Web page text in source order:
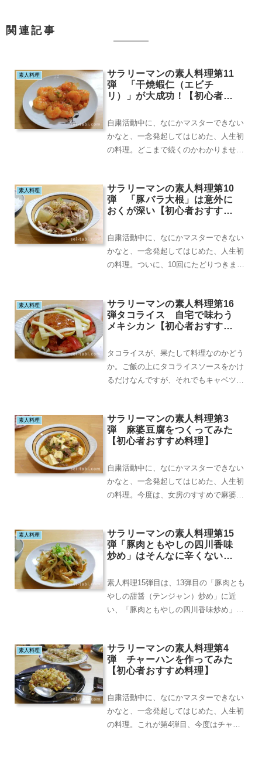
関連記事
素人料理
サラリーマンの素人料理第11
弾 「干焼蝦仁（エビチ
リ）」が大成功！【初心者お
自粛活動中に、なにかマスターできない
かなと、一念発起してはじめた、人生初
の料理。どこまで続くのかわかりません
素人料理
サラリーマンの素人料理第10
弾 「豚バラ大根」は意外に
おくが深い【初心者おすすめ
自粛活動中に、なにかマスターできない
かなと、一念発起してはじめた、人生初
の料理。ついに、10回にたどりつきまし
素人料理
サラリーマンの素人料理第16
弾タコライス 自宅で味わう
メキシカン【初心者おすすめ
タコライスが、果たして料理なのかどう
か。ご飯の上にタコライスソースをかけ
るだけなんですが、それでもキャベツを
素人料理
サラリーマンの素人料理第3
弾 麻婆豆腐をつくってみた
【初心者おすすめ料理】
自粛活動中に、なにかマスターできない
かなと、一念発起してはじめた、人生初
の料理。今度は、女房のすすめで麻婆豆
素人料理
サラリーマンの素人料理第15
弾「豚肉ともやしの四川香味
炒め」はそんなに辛くない？
素人料理15弾目は、13弾目の「豚肉とも
やしの甜醤（テンジャン）炒め」に近
い、「豚肉ともやしの四川香味炒め」で
素人料理
サラリーマンの素人料理第4
弾 チャーハンを作ってみた
【初心者おすすめ料理】
自粛活動中に、なにかマスターできない
かなと、一念発起してはじめた、人生初
の料理。これが第4弾目、今度はチャー